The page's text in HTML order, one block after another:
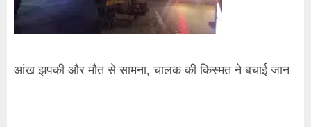
आंख झपकी और मौत से सामना, चालक की किस्मत ने बचाई जान